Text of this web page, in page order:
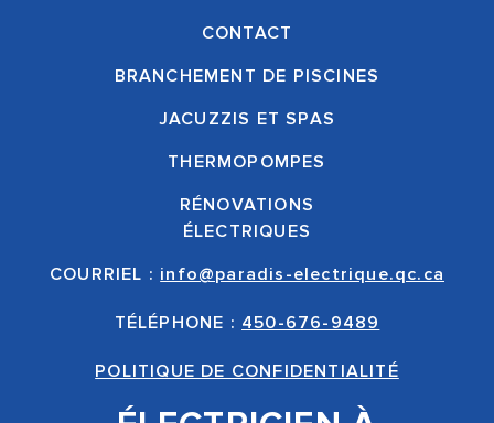
CONTACT
BRANCHEMENT DE PISCINES
JACUZZIS ET SPAS
THERMOPOMPES
RÉNOVATIONS
ÉLECTRIQUES
COURRIEL : info@paradis-electrique.qc.ca
TÉLÉPHONE : 450-676-9489
POLITIQUE DE CONFIDENTIALITÉ